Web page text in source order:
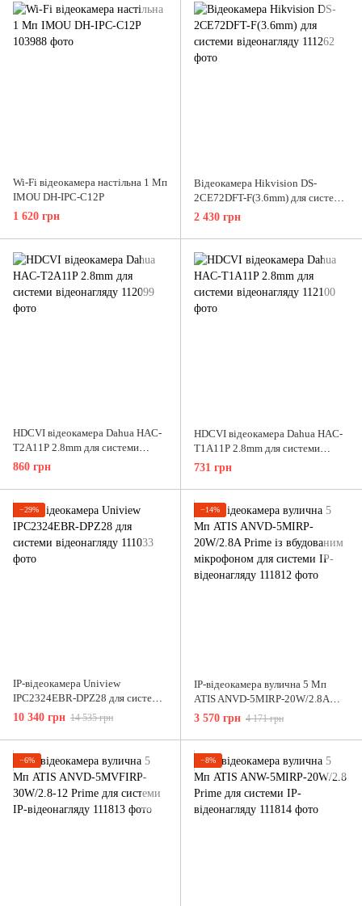
Wi-Fi відеокамера настільна 1 Мп
IMOU DH-IPC-C12P
1 620 грн
Відеокамера Hikvision DS-
2CE72DFT-F(3.6mm) для системи
відеонагляду
2 430 грн
HDCVI відеокамера Dahua HAC-
T2A11P 2.8mm для системи
відеонагляду
860 грн
HDCVI відеокамера Dahua HAC-
T1A11P 2.8mm для системи
відеонагляду
731 грн
−29%
IP-відеокамера Uniview
IPC2324EBR-DPZ28 для системи
відеонагляду
10 340 грн 14 535 грн
−14%
IP-відеокамера вулична 5 Мп
ATIS ANVD-5MIRP-20W/2.8A
Prime із вбудованим мікрофоном
для системи IP-відеонагляду
3 570 грн 4 171 грн
−6% −8%